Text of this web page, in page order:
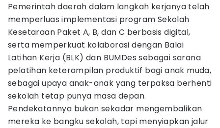
Pemerintah daerah dalam langkah kerjanya telah
memperluas implementasi program Sekolah
Kesetaraan Paket A, B, dan C berbasis digital,
serta memperkuat kolaborasi dengan Balai
Latihan Kerja (BLK) dan BUMDes sebagai sarana
pelatihan keterampilan produktif bagi anak muda,
sebagai upaya anak-anak yang terpaksa berhenti
sekolah tetap punya masa depan.
Pendekatannya bukan sekadar mengembalikan
mereka ke bangku sekolah, tapi menyiapkan jalur